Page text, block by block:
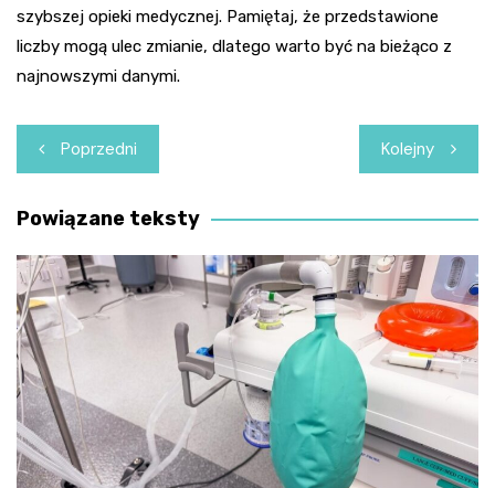
szybszej opieki medycznej. Pamiętaj, że przedstawione
liczby mogą ulec zmianie, dlatego warto być na bieżąco z
najnowszymi danymi.
Nawigacja
wpisu
Poprzedni Kolejny
Powiązane teksty